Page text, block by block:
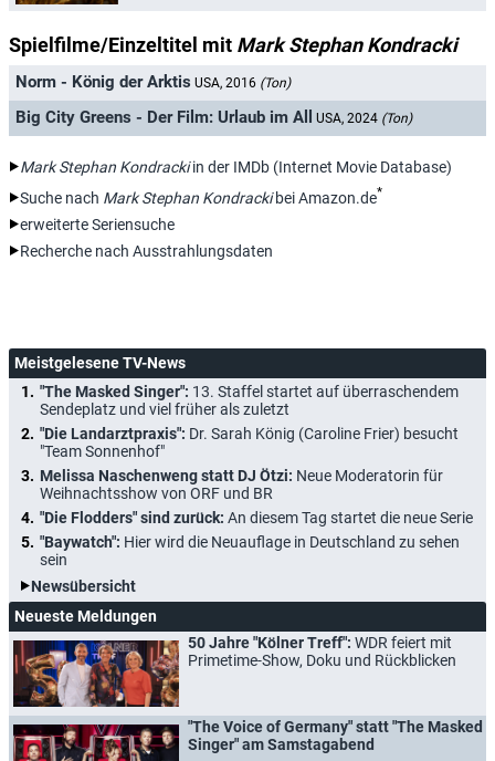
Spielfilme/Einzeltitel mit Mark Stephan Kondracki
Norm - König der Arktis USA, 2016 (Ton)
Big City Greens - Der Film: Urlaub im All USA, 2024 (Ton)
Mark Stephan Kondrackiin der IMDb (Internet Movie Database)
Suche nach Mark Stephan Kondrackibei Amazon.de*
erweiterte Seriensuche
Recherche nach Ausstrahlungsdaten
Meistgelesene TV-News
"The Masked Singer": 13. Staffel startet auf überraschendem
Sendeplatz und viel früher als zuletzt
"Die Landarztpraxis": Dr. Sarah König (Caroline Frier) besucht
"Team Sonnenhof"
Melissa Naschenweng statt DJ Ötzi: Neue Moderatorin für
Weihnachtsshow von ORF und BR
"Die Flodders" sind zurück: An diesem Tag startet die neue Serie
"Baywatch": Hier wird die Neuauflage in Deutschland zu sehen
sein
Newsübersicht
Neueste Meldungen
50 Jahre "Kölner Treff": WDR feiert mit
Primetime-Show, Doku und Rückblicken
"The Voice of Germany" statt "The Masked
Singer" am Samstagabend